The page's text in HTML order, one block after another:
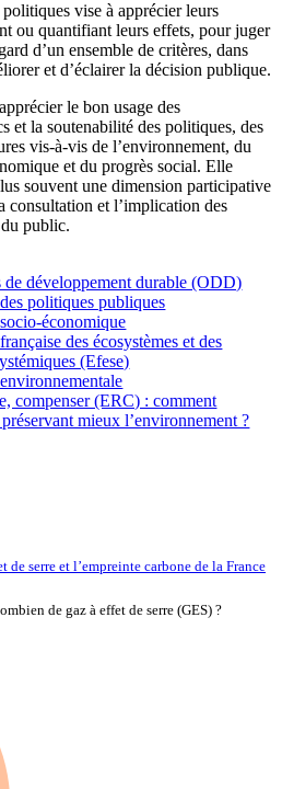
vise à apprécier leurs
ou quantifiant leurs effets, pour juger
d’un ensemble de critères, dans
et d’éclairer la décision publique.
le bon usage des
et la soutenabilité des politiques, des
vis-à-vis de l’environnement, du
et du progrès social. Elle
souvent une dimension participative
consultation et l’implication des
public.
de développement durable (ODD)
politiques publiques
économique
des écosystèmes et des
(Efese)
compenser (ERC) : comment
mieux l’environnement ?
de serre et l’empreinte carbone de la France
de gaz à effet de serre (GES) ?